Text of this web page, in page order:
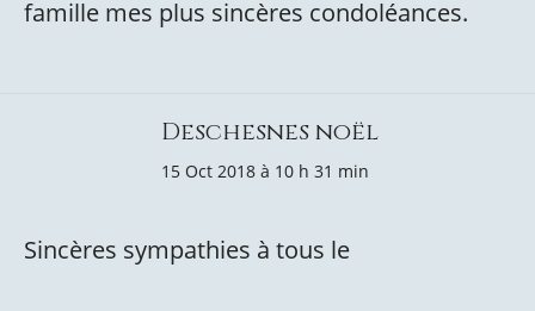
famille mes plus sincères condoléances.
Deschesnes noël
15 Oct 2018 à 10 h 31 min
Sincères sympathies à tous le